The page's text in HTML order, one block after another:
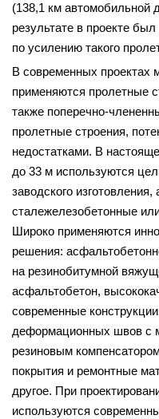
(138,1 км автомобильной
результате в проекте
по усилению такого
В современных проектах
применяются пролетные
также поперечно-
пролетные строения,
недостатками. В
до 33 м используются
заводского
сталежелезобетонные
Широко применяются
решения:
на резинобитумной
асфальтобетон,
современные
деформационных швов с
резиновым
покрытия и ремонтные
другое. При
используются